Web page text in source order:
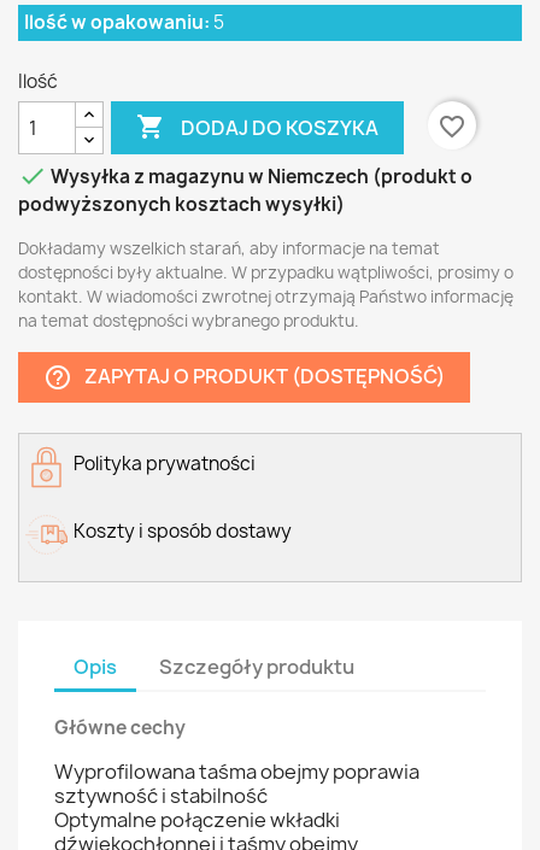
Ilość w opakowaniu: 5
Ilość
 DODAJ DO KOSZYKA
favorite_border
 Wysyłka z magazynu w Niemczech (produkt o
podwyższonych kosztach wysyłki)
Dokładamy wszelkich starań, aby informacje na temat
dostępności były aktualne. W przypadku wątpliwości, prosimy o
kontakt. W wiadomości zwrotnej otrzymają Państwo informację
na temat dostępności wybranego produktu.
help_outline ZAPYTAJ O PRODUKT (DOSTĘPNOŚĆ)
Polityka prywatności
Koszty i sposób dostawy
Opis Szczegóły produktu
Główne cechy
Wyprofilowana taśma obejmy poprawia
sztywność i stabilność
Optymalne połączenie wkładki
dźwiekochłonnej i taśmy obejmy